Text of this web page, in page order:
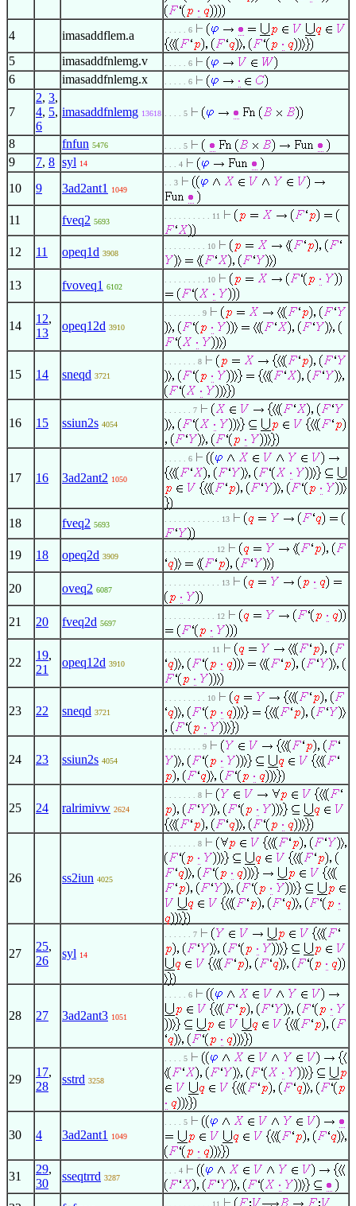
4 imasaddflem.a . . . . . 6
5 imasaddfnlemg.v . . . . . 6
6 imasaddfnlemg.x . . . . . 6
7
2, 3,
4, 5,
6
imasaddfnlemg 13618 . . . . 5
8 fnfun 5476 . . . . 5
9 7, 8 syl 14 . . . 4
10 9 3ad2ant1 1049
. . 3
11 fveq2 5693
. . . . . . . . . . 11
12 11 opeq1d 3908
. . . . . . . . . 10
13 fvoveq1 6102
. . . . . . . . . 10
14
12,
13
opeq12d 3910
. . . . . . . . 9
15 14 sneqd 3721
. . . . . . . 8
16 15 ssiun2s 4054
. . . . . . 7
17 16 3ad2ant2 1050
. . . . . 6
18 fveq2 5693
. . . . . . . . . . . . 13
19 18 opeq2d 3909
. . . . . . . . . . . 12
20 oveq2 6087
. . . . . . . . . . . . 13
21 20 fveq2d 5697
. . . . . . . . . . . 12
22
19,
21
opeq12d 3910
. . . . . . . . . . 11
23 22 sneqd 3721
. . . . . . . . . 10
24 23 ssiun2s 4054
. . . . . . . . 9
25 24 ralrimivw 2624
. . . . . . . 8
26 ss2iun 4025
. . . . . . . 8
27
25,
26
syl 14
. . . . . . 7
28 27 3ad2ant3 1051
. . . . . 6
29
17,
28
sstrd 3258
. . . . 5
30 4 3ad2ant1 1049
. . . . 5
31
29,
30
sseqtrrd 3287
. . . 4
. . . . . . . . . . 11